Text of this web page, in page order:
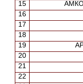
15
16
17
18
19
20
21
22